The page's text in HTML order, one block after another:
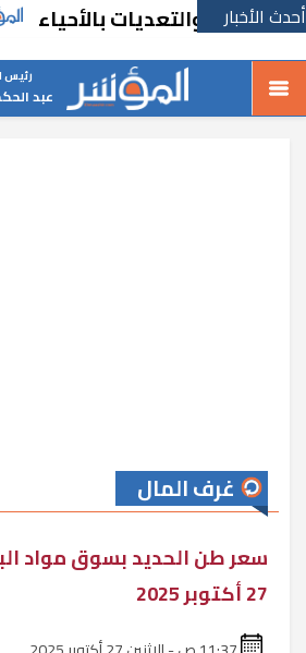
أحدث الأخبار
والتعديات بالأحياء
رئيس
عبد
غرف المال
سعر طن الحديد بسوق مواد
27 أكتوبر 2025